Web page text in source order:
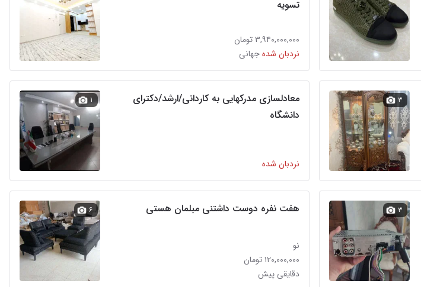
تسویه
۳,۹۴۰,۰۰۰,۰۰۰ تومان
نردبان شدهجهانی
۳
معادلسازی مدرکهایی به کاردانی/ارشد/دکترای
دانشگاه
نردبان شده
۱
۳ هفت نفره دوست داشتنی مبلمان هستی
نو
۱۲۰,۰۰۰,۰۰۰ تومان
دقایقی پیش
۶